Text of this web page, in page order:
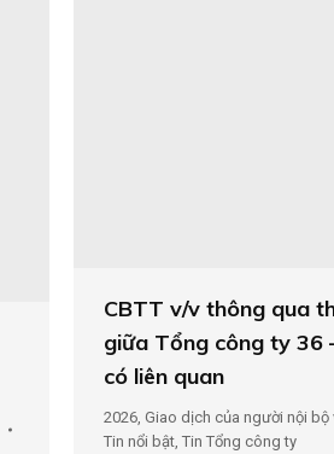
CBTT v/v thông qua
giữa Tổng công ty 36
có liên quan
2026 Giao dịch của người nội
Tin nổi bật Tin Tổng công ty